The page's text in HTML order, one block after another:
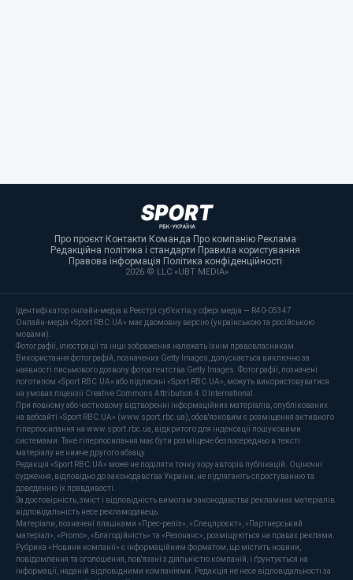
Про проєкт· Контакти· Команда· Про компанію· Реклама·
Редакційна політика і стандарти· Правила користування·
Правова інформація· Політика конфіденційності·
2026 © LLC «UBT MEDIA»
Ідентифікатор онлайн-медіа в Реєстрі суб’єктів у сфері медіа — R40-05347
Онлайн-медіа «Sport RBC.UA» має двомовну версію (українською та російською
мовами).
Фотографії, ілюстрації та інші зображення належать їхнім правовласникам.
Використання фотографій, позначених Getty Images, допускається виключно за
наявності письмового дозволу фотоагентства Getty Images. Фотографії, позначені
логотипом «Sport RBC.UA» або підписані «Sport RBC.UA», можуть використовуватися
на умовах ліцензії Creative Commons Attribution 4.0 International.
При повному або частковому відтворенні інформаційних матеріалів, опублікованих
на вебсайті «Sport RBC.UA» (www.sport.rbc.ua), обов'язковим є розміщення активного
гіперпосилання на www.sport.rbc.ua, відкритого для індексації пошуковими
системами. Таке гіперпосилання має бути розміщене безпосередньо в тексті
матеріалу не нижче другого абзацу.
Редакція «Sport RBC.UA» може не поділяти точку зору авторів публікацій. Оціночні
судження, відповідно до законодавства України, не підлягають спростуванню та
доведенню їх правдивості.
За достовірність, зміст і відповідність вимогам законодавства рекламних матеріалів
відповідальність несе рекламодавець.
Матеріали, позначені плашками «Прес-реліз», «Спецпроєкт», «Партнерський
матеріал», «Promo», «Благодійність» та «Резонанс», розміщуються на правах реклами.
Рубрика «Новини компанії» є інформаційним форматом, що містить новини,
повідомлення та оголошення, пов'язані з діяльністю компаній, і ґрунтується на
інформації, наданій відповідними компаніями. Редакція не несе відповідальності за